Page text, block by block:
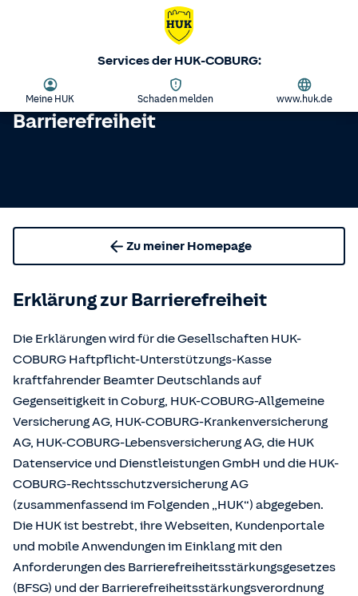
Services der HUK-COBURG:
Meine HUK Schaden melden www.huk.de
Barrierefreiheit
Zu meiner Homepage
Erklärung zur Barrierefreiheit
Die Erklärungen wird für die Gesellschaften HUK-
COBURG Haftpflicht-Unterstützungs-Kasse
kraftfahrender Beamter Deutschlands auf
Gegenseitigkeit in Coburg, HUK-COBURG-Allgemeine
Versicherung AG, HUK-COBURG-Krankenversicherung
AG, HUK-COBURG-Lebensversicherung AG, die HUK
Datenservice und Dienstleistungen GmbH und die HUK-
COBURG-Rechtsschutzversicherung AG
(zusammenfassend im Folgenden „HUK“) abgegeben.
Die HUK ist bestrebt, ihre Webseiten, Kundenportale
und mobile Anwendungen im Einklang mit den
Anforderungen des Barrierefreiheitsstärkungsgesetzes
(BFSG) und der Barrierefreiheitsstärkungsverordnung